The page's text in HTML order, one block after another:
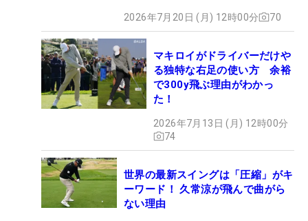
2026年7月20日 (月) 12時00分 70
マキロイがドライバーだけや
る独特な右足の使い方 余裕
で300y飛ぶ理由がわかっ
た！
2026年7月13日 (月) 12時00分
74
世界の最新スイングは「圧縮」がキ
ーワード！ 久常涼が飛んで曲がら
ない理由